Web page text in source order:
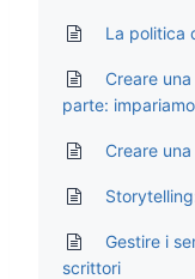
La politica
Creare
parte:
Creare
Gestire i
scrittori